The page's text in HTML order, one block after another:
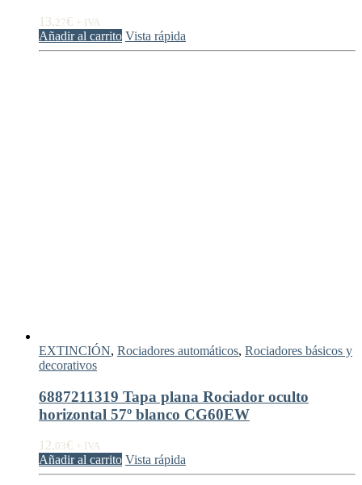
13,27€ + IVA
Añadir al carrito Vista rápida
EXTINCIÓN, Rociadores automáticos, Rociadores básicos y
decorativos
6887211319 Tapa plana Rociador oculto
horizontal 57º blanco CG60EW
12,03€ + IVA
Añadir al carrito Vista rápida